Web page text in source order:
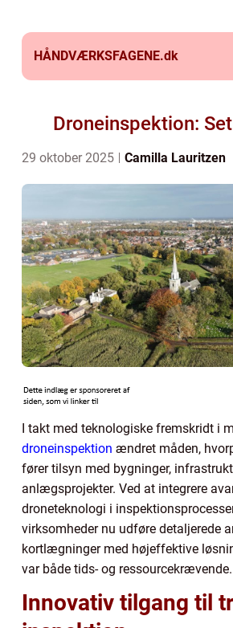
HÅNDVÆRKSFAGENE.dk
Droneinspektion:
29 oktober 2025 Camilla Lauritzen
I takt med teknologiske fremskridt i
droneinspektion ændret måden,
fører tilsyn med bygninger,
anlægsprojekter. Ved at integrere
droneteknologi i
virksomheder nu udføre detaljerede
kortlægninger med højeffektive
var både tids- og ressourcekrævende.
Innovativ tilgang til